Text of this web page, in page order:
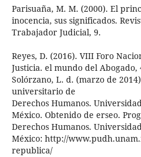
Parisuaña, M. M. (2000). El
inocencia, sus significados.
Trabajador Judicial, 9.
Reyes, D. (2016). VIII Foro
Justicia. el mundo del Abogado,
Solórzano, L. d. (marzo de
universitario de
Derechos Humanos.
México. Obtenido de erseo.
Derechos Humanos.
México: http://
republica/